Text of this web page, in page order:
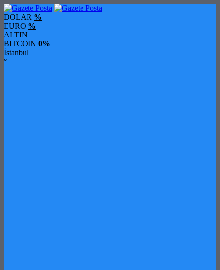
DOLAR %
EURO %
ALTIN
BITCOIN 0%
İstanbul
°